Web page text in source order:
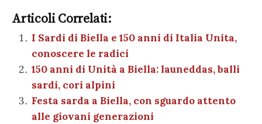
e
b
o
o
k
te
r
es
t A
p
p
g a
m
dI
n
et
m
ai
l
n
di
vi
di
Articoli Correlati:
I Sardi di Biella e 150 anni di Italia Unita,
conoscere le radici
150 anni di Unità a Biella: launeddas, balli
sardi, cori alpini
Festa sarda a Biella, con sguardo attento
alle giovani generazioni